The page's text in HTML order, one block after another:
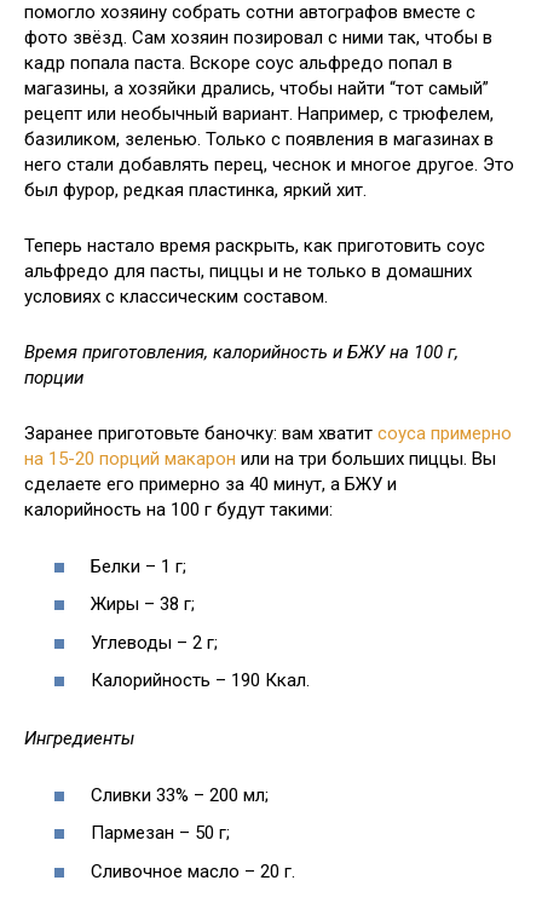
помогло хозяину собрать сотни автографов вместе с
фото звёзд. Сам хозяин позировал с ними так, чтобы в
кадр попала паста. Вскоре соус альфредо попал в
магазины, а хозяйки дрались, чтобы найти “тот самый”
рецепт или необычный вариант. Например, с трюфелем,
базиликом, зеленью. Только с появления в магазинах в
него стали добавлять перец, чеснок и многое другое. Это
был фурор, редкая пластинка, яркий хит.
Теперь настало время раскрыть, как приготовить соус
альфредо для пасты, пиццы и не только в домашних
условиях с классическим составом.
Время приготовления, калорийность и БЖУ на 100 г,
порции
Заранее приготовьте баночку: вам хватит соуса примерно
на 15-20 порций макарон или на три больших пиццы. Вы
сделаете его примерно за 40 минут, а БЖУ и
калорийность на 100 г будут такими:
Белки – 1 г;
Жиры – 38 г;
Углеводы – 2 г;
Калорийность – 190 Ккал.
Ингредиенты
Сливки 33% – 200 мл;
Пармезан – 50 г;
Сливочное масло – 20 г.